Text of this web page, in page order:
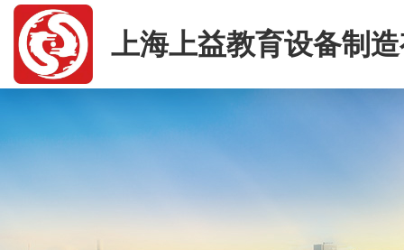
上海上益教育设备制
司